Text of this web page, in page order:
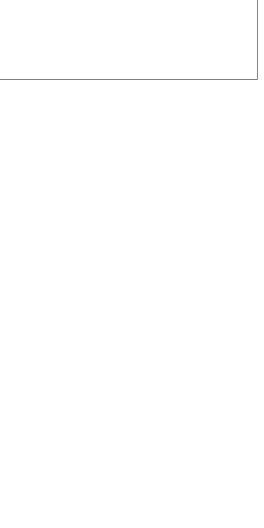
por trás de códigos QR e links encurtados - para que você abra
ele aponta. Tags como utm_source, fbclid e gclid registram quem
URL limpa remove esse rastreamento, mantém qualquer
não consegue ver esses parâmetros até clicar. O Clean Links
Sequoia ou posterior.
Mais tarde, descobrimos que phishing e quishing afetam
gratuito.
Mac devem ter o Clean Links instalado, o iCloud ativado e estar
offline ou em uma rede diferente - o link aparecerá
navegador no seu Mac.
à mesma conta Apple. Você pode desativar o recebimento
entre dispositivos.
simplesmente remove parâmetros de rastreamento conhecidos
sem cookies, sessões, etc. Isso neutraliza o rastreamento por
do app de câmera do iOS e de outros leitores de código QR
o Clean Links usa APIs de nível mais baixo (NSURLRequest)
à maioria dos exploits de dia zero que visam navegadores de
alguns links de redirecionamento de forma totalmente offline, sem
- isso é tecnicamente necessário porque muitos
nossos próprios servidores). Cada solicitação começa do zero:
aleatórios. Além disso, removemos os parâmetros de
Quando desativado, o Clean Links ainda remove os
links curtos como bit.ly ou t.co. Isso é ideal para usuários